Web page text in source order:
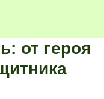
от героя